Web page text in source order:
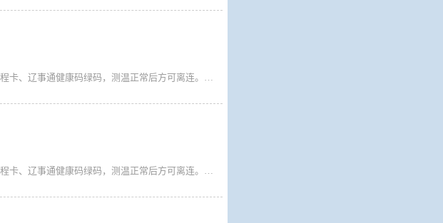
广大旅客： 1.即日起所有乘船离连人员需持国务院行程卡、辽事通健康码绿码，测温正常后方可离连。请离连人员密切关注目的地疫情防控政策，按照目的地属地疫情防控要求，提前准备核酸检测阴性证明等相关手续备查。 2.来自重点管控地区、重点关注地区、行程码有*号的旅客仍需持有48小时核酸方可乘船离连，因未履行目的地属地防疫政策要求的旅客，一切后果自行承担。
广大旅客： 1.即日起所有乘船离连人员需持国务院行程卡、辽事通健康码绿码，测温正常后方可离连。请离连人员密切关注目的地疫情防控政策，按照目的地属地疫情防控要求，提前准备核酸检测阴性证明等相关手续备查。 2.来自重点管控地区、重点关注地区、行程码有*号的旅客仍需持有48小时核酸方可乘船离连，因未履行目的地属地防疫政策要求的旅客，一切后果自行承担。